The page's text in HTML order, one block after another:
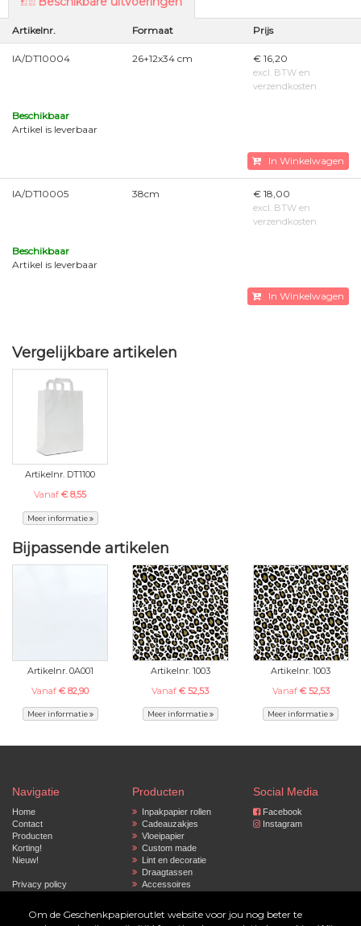
Artikelnr. Formaat Prijs
IA/DT10004 26+12x34 cm € 16,20
excl. BTW en
verzendkosten
Beschikbaar
Artikel is leverbaar
In Winkelwagen
IA/DT10005 38cm € 18,00
excl. BTW en
verzendkosten
Beschikbaar
Artikel is leverbaar
In Winkelwagen
Vergelijkbare artikelen
Artikelnr. DT1100
Vanaf€ 8,55
Meer informatie
Bijpassende artikelen
Artikelnr. 0A001
Vanaf€ 82,90
Meer informatie
Artikelnr. 1003
Vanaf€ 52,53
Meer informatie
Artikelnr. 1003
Vanaf € 52,53
Meer informatie
Navigatie
Home
Contact
Producten
Korting!
Nieuw!
Privacy policy
Producten
Inpakpapier rollen
Cadeauzakjes
Vloeipapier
Custom made
Lint en decoratie
Draagtassen
Accessoires
Social Media
Facebook
Instagram
Om de Geschenkpapieroutlet website voor jou nog beter te